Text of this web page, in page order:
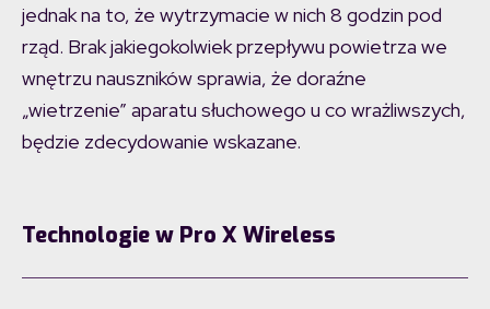
jednak na to, że wytrzymacie w nich 8 godzin pod
rząd. Brak jakiegokolwiek przepływu powietrza we
wnętrzu nauszników sprawia, że doraźne
„wietrzenie” aparatu słuchowego u co wrażliwszych,
będzie zdecydowanie wskazane.
Technologie w Pro X Wireless